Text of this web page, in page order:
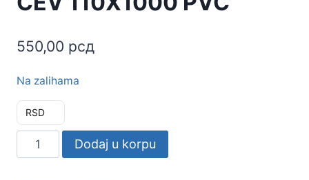
550,00 рсд
Na zalihama
RSD
CEV
110X1000
Dodaj u korpu